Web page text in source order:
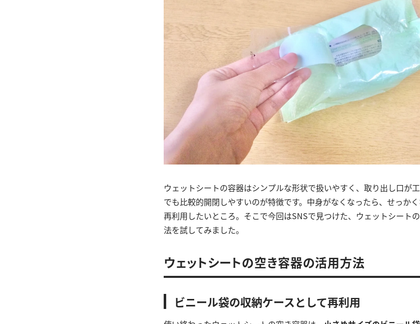
ウェットシートの容器はシンプルな形状で扱いやすく、取り出し口が
でも比較的開閉しやすいのが特徴です。中身がなくなったら、せっか
再利用したいところ。そこで今回はSNSで見つけた、ウェットシート
法を試してみました。
ウェットシートの空き容器の活用方法
ビニール袋の収納ケースとして再利用